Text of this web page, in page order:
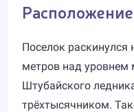
Поселок раскинулся
метров над уровнем
Штубайского
трёхтысячником.